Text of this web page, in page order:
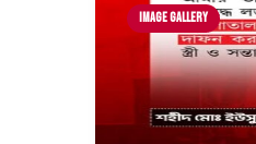
Image Gallery